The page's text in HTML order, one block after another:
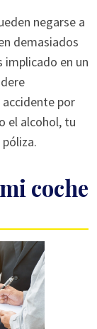
negarse a
demasiados
implicado en un
accidente por
el alcohol, tu
coche